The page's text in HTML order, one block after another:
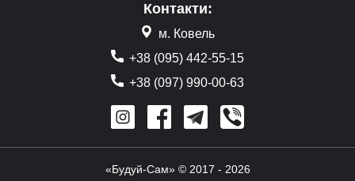
Контакти:
м. Ковель
+38 (095) 442-55-15
+38 (097) 990-00-63
«Будуй-Сам» © 2017 - 2026